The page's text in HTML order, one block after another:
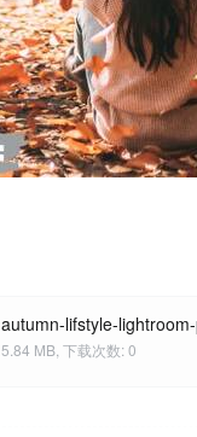
autumn-lifstyle-
5.84 MB, 下载次数: 0